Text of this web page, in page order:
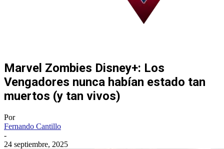
Marvel Zombies Disney+: Los
Vengadores nunca habían estado tan
muertos (y tan vivos)
Por
Fernando Cantillo
-
24 septiembre, 2025